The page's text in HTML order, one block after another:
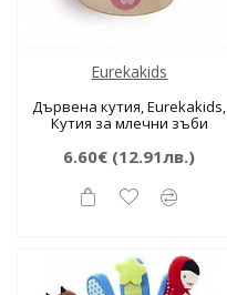
Eurekakids
Дървена кутия, Eurekakids,
Кутия за млечни зъби
6.60€ (12.91лв.)